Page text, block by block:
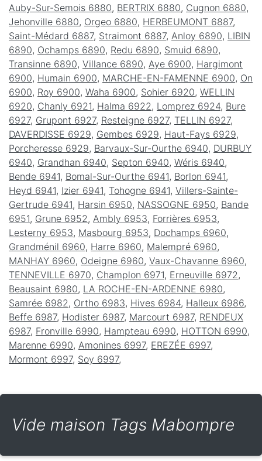
Auby-Sur-Semois 6880, BERTRIX 6880, Cugnon 6880,
Jehonville 6880, Orgeo 6880, HERBEUMONT 6887,
Saint-Médard 6887, Straimont 6887, Anloy 6890, LIBIN
6890, Ochamps 6890, Redu 6890, Smuid 6890,
Transinne 6890, Villance 6890, Aye 6900, Hargimont
6900, Humain 6900, MARCHE-EN-FAMENNE 6900, On
6900, Roy 6900, Waha 6900, Sohier 6920, WELLIN
6920, Chanly 6921, Halma 6922 , Lomprez 6924, Bure
6927, Grupont 6927, Resteigne 6927, TELLIN 6927,
DAVERDISSE 6929, Gembes 6929, Haut-Fays 6929,
Porcheresse 6929, Barvaux-Sur-Ourthe 6940, DURBUY
6940, Grandhan 6940, Septon 6940, Wéris 6940,
Bende 6941, Bomal-Sur-Ourthe 6941, Borlon 6941,
Heyd 6941, Izier 6941, Tohogne 6941, Villers-Sainte-
Gertrude 6941, Harsin 6950, NASSOGNE 6950, Bande
6951, Grune 6952 , Ambly 6953, Forrières 6953,
Lesterny 6953, Masbourg 6953, Dochamps 6960,
Grandménil 6960, Harre 6960, Malempré 6960,
MANHAY 6960, Odeigne 6960, Vaux-Chavanne 6960,
TENNEVILLE 6970, Champlon 6971, Erneuville 6972 ,
Beausaint 6980, LA ROCHE-EN-ARDENNE 6980,
Samrée 6982 , Ortho 6983, Hives 6984, Halleux 6986,
Beffe 6987, Hodister 6987, Marcourt 6987, RENDEUX
6987, Fronville 6990, Hampteau 6990, HOTTON 6990,
Marenne 6990, Amonines 6997, EREZÉE 6997,
Mormont 6997, Soy 6997,
Vide maison Tags Mabompre